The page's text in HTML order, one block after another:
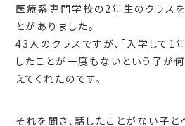
医療系専門学校の2年生のクラスを
とがありました。
43人のクラスですが、「入学して1
したことが一度もないという子が
えてくれたのです。
それを聞き、話したことがない子